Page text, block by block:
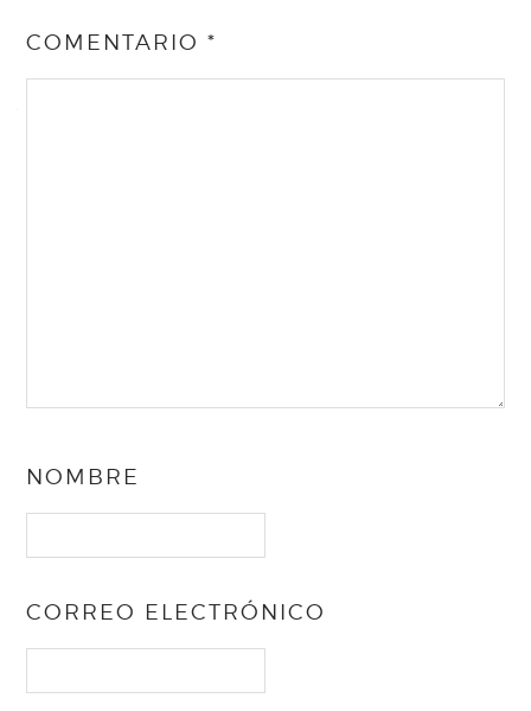
COMENTARIO*
NOMBRE
CORREO ELECTRÓNICO